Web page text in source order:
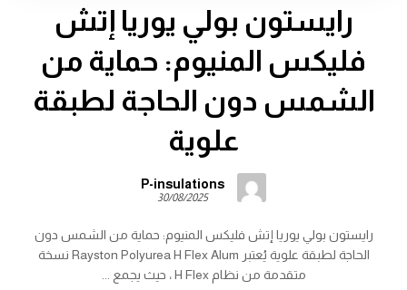
رايستون بولي يوريا إتش
فليكس المنيوم: حماية من
الشمس دون الحاجة لطبقة
علوية
P-insulations
30/08/2025
رايستون بولي يوريا إتش فليكس المنيوم: حماية من الشمس دون
الحاجة لطبقة علوية يُعتبر Rayston Polyurea H Flex Alum نسخة
متقدمة من نظام H Flex ، حيث يجمع ...